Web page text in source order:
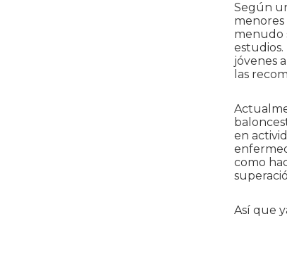
Según
menores
menudo
jóvenes
las
en
como
Así que